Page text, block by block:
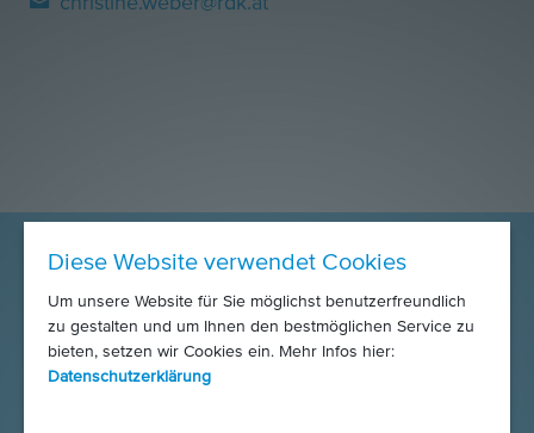
Diese Website verwendet Cookies
Um unsere Website für Sie möglichst benutzerfreundlich
zu gestalten und um Ihnen den bestmöglichen Service zu
bieten, setzen wir Cookies ein. Mehr Infos hier:
Datenschutzerklärung